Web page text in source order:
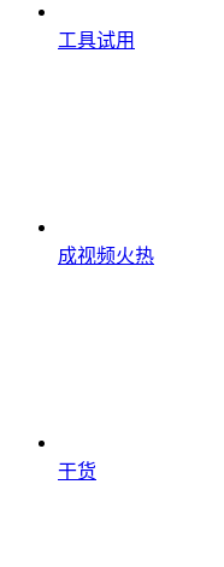
工具试用
成视频火热
干货